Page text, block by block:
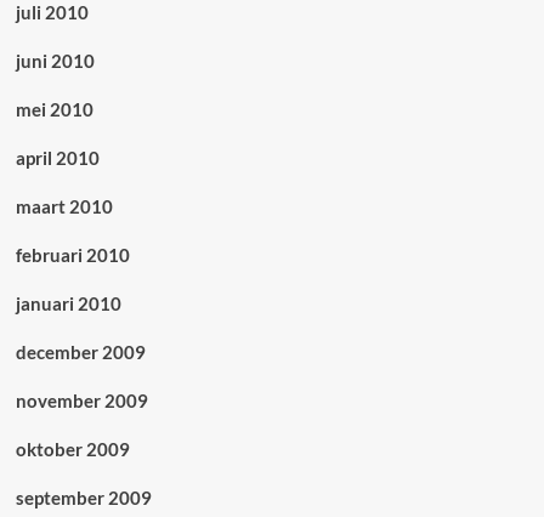
juli 2010
juni 2010
mei 2010
april 2010
maart 2010
februari 2010
januari 2010
december 2009
november 2009
oktober 2009
september 2009